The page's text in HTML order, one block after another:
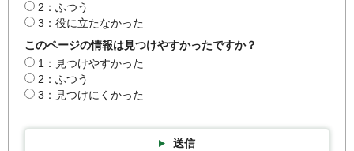
2：ふつう
3：役に立たなかった
このページの情報は見つけやすかったですか？
1：見つけやすかった
2：ふつう
3：見つけにくかった
送信